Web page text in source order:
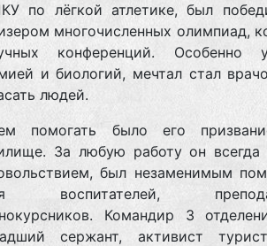
по лёгкой атлетике, был
многочисленных олимпиад,
конференций. Особенно
и биологий, мечтал стал
людей.
помогать было его
За любую работу он всегда
был незаменимым
воспитателей,
Командир 3
сержант, активист